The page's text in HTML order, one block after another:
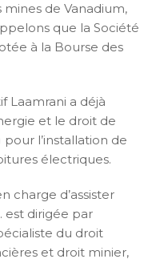
mines de Vanadium,
que la Société
à la Bourse des
Laamrani a déjà
et le droit de
pour l’installation de
électriques.
charge d’assister
est dirigée par
du droit
et droit minier,